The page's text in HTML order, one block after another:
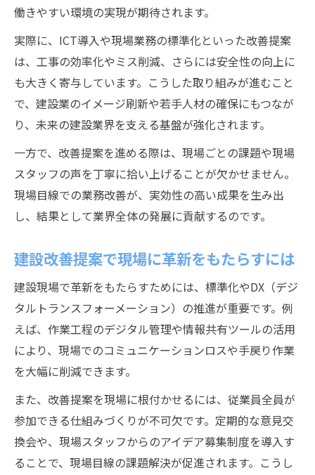
働きやすい環境の実現が期待されます。
実際に、ICT導入や現場業務の標準化といった改善提案
は、工事の効率化やミス削減、さらには安全性の向上に
も大きく寄与しています。こうした取り組みが進むこと
で、建設業のイメージ刷新や若手人材の確保にもつなが
り、未来の建設業界を支える基盤が強化されます。
一方で、改善提案を進める際は、現場ごとの課題や現場
スタッフの声を丁寧に拾い上げることが欠かせません。
現場目線での業務改善が、実効性の高い成果を生み出
し、結果として業界全体の発展に貢献するのです。
建設改善提案で現場に革新をもたらすには
建設現場で革新をもたらすためには、標準化やDX（デジ
タルトランスフォーメーション）の推進が重要です。例
えば、作業工程のデジタル管理や情報共有ツールの活用
により、現場でのコミュニケーションロスや手戻り作業
を大幅に削減できます。
また、改善提案を現場に根付かせるには、従業員全員が
参加できる仕組みづくりが不可欠です。定期的な意見交
換会や、現場スタッフからのアイデア募集制度を導入す
ることで、現場目線の課題解決が促進されます。こうし